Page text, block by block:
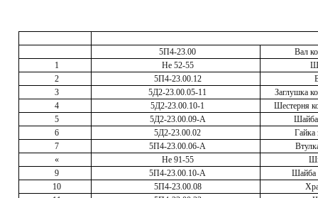
5П4-23.00
Вал
1
Не 52-55
2
5П4-23.00.12
3
5Д2-23.00.05-11
Заглушка
4
5Д2-23.00.10-1
Шестерня
5
5Д2-23.00.09-А
Шайба
6
5Д2-23.00.02
Гайка
7
5П4-23.00.06-А
«
Не 91-55
9
5П4-23.00.10-А
Шайба
10
5П4-23.00.08